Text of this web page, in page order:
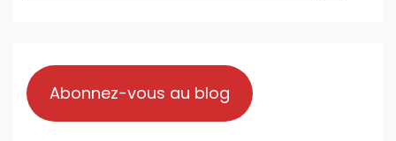
Abonnez-vous au blog